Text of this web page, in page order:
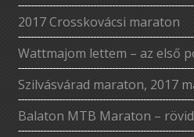
2017 Crosskovácsi maraton
Wattmajom lettem – az első
Szilvásvárad maraton, 2017
Balaton MTB Maraton –